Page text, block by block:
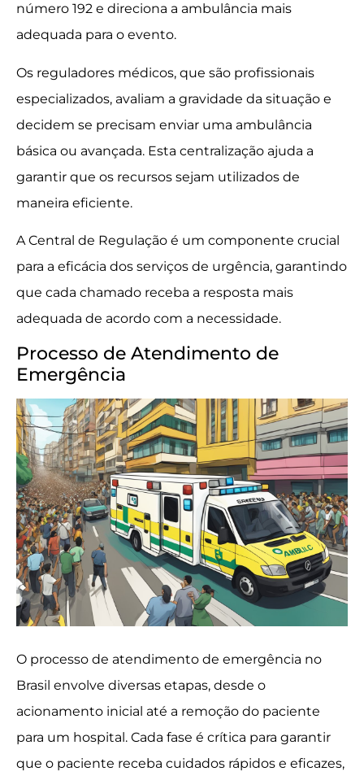
número 192 e direciona a ambulância mais
adequada para o evento.
Os reguladores médicos, que são profissionais
especializados, avaliam a gravidade da situação e
decidem se precisam enviar uma ambulância
básica ou avançada. Esta centralização ajuda a
garantir que os recursos sejam utilizados de
maneira eficiente.
A Central de Regulação é um componente crucial
para a eficácia dos serviços de urgência, garantindo
que cada chamado receba a resposta mais
adequada de acordo com a necessidade.
Processo de Atendimento de
Emergência
O processo de atendimento de emergência no
Brasil envolve diversas etapas, desde o
acionamento inicial até a remoção do paciente
para um hospital. Cada fase é crítica para garantir
que o paciente receba cuidados rápidos e eficazes,